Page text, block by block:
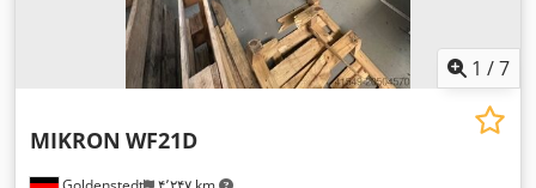
1 /7
MIKRON WF21D